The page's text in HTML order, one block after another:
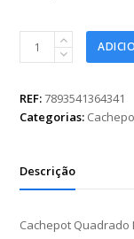
Cachepot
Quadrado
06cmx06cmx5,5cm
10pc
REF:7893541364341
Categorias:
Descrição
Cachepot Quadrado